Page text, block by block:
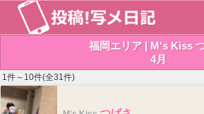
福岡エリア | M's Kiss
4月
1件～10件(全31件)